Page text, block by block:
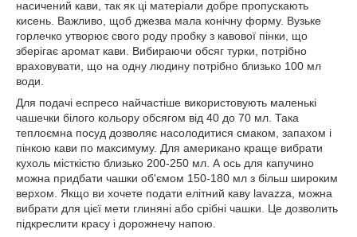
насичений кави, так як ці матеріали добре пропускають
кисень. Важливо, щоб джезва мала конічну форму. Вузьке
горлечко утворює свого роду пробку з кавової пінки, що
зберігає аромат кави. Вибираючи обсяг турки, потрібно
враховувати, що на одну людину потрібно близько 100 мл
води.
Для подачі еспресо найчастіше використовують маленькі
чашечки білого кольору обсягом від 40 до 70 мл. Така
теплоємна посуд дозволяє насолодитися смаком, запахом і
пінкою кави по максимуму. Для американо краще вибрати
кухоль місткістю близько 200-250 мл. А ось для капучино
можна придбати чашки об'ємом 150-180 мл з більш широким
верхом. Якщо ви хочете подати елітний каву lavazza, можна
вибрати для цієї мети глиняні або срібні чашки. Це дозволить
підкреслити красу і дорожнечу напою.